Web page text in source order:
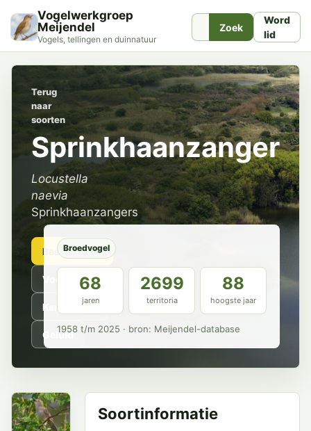
Vogelwerkgroep
Meijendel
Vogels, tellingen en duinnatuur
Zoek
Word
lid
Terug
naar
soorten
Sprinkhaanzanger
Locustella
naevia
Sprinkhaanzangers
Beschrijving
Voorkomen
Kenmerken
Geluid
Broedvogel
68
jaren
2699
territoria
88
hoogste jaar
1958 t/m 2025 · bron: Meijendel-database
Soortinformatie